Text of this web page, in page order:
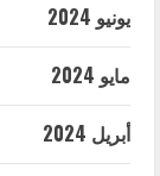
يونيو 2024
مايو 2024
أبريل 2024